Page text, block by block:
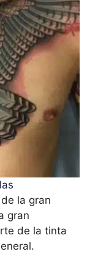
la gran
gran
de la tinta